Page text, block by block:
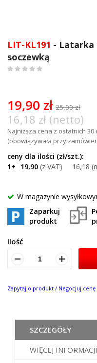
na
galerii
LIT-KL191 - Latarka
soczewką
19,90 zł 25,00 zł
16,18 zł (netto)
Najniższa cena z ostatnich 30
(obowiązywała przy
1+ 19,90 16,18
W magazynie
Zaparkuj
produkt
Ilość
Zapytaj o produkt / Negocjuj cenę
SZCZEGÓŁY
WIĘCEJ INFORMACJI